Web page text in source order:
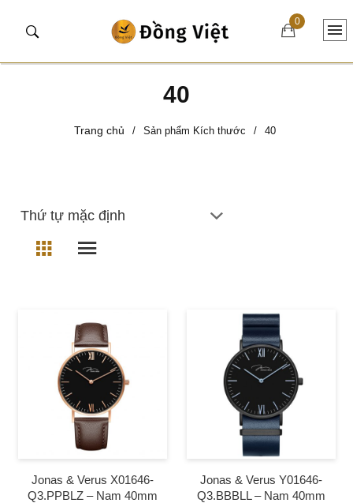
0
40
Trang chủ / Sản phẩm Kích thước / 40
Jonas & Verus X01646-
Q3.PPBLZ – Nam 40mm
Jonas & Verus Y01646-
Q3.BBBLL – Nam 40mm